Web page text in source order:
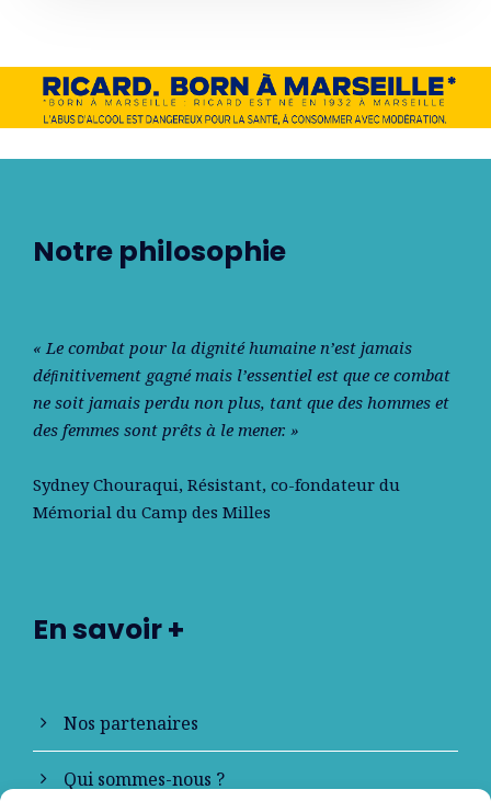
Notre philosophie
« Le combat pour la dignité humaine n’est jamais
déﬁnitivement gagné mais l’essentiel est que ce combat
ne soit jamais perdu non plus, tant que des hommes et
des femmes sont prêts à le mener. »
Sydney Chouraqui, Résistant, co-fondateur du
Mémorial du Camp des Milles
En savoir +
Nos partenaires
Qui sommes-nous ?